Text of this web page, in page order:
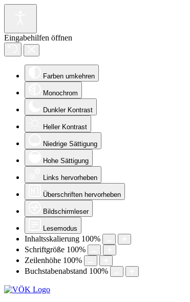
Eingabehilfen öffnen
Farben umkehren
Monochrom
Dunkler Kontrast
Heller Kontrast
Niedrige Sättigung
Hohe Sättigung
Links hervorheben
Überschriften hervorheben
Bildschirmleser
Lesemodus
Inhaltsskalierung 100%
Schriftgröße 100%
Zeilenhöhe 100%
Buchstabenabstand 100%